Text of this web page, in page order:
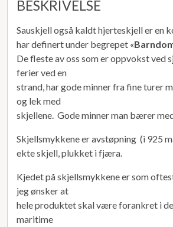
BESKRIVELSE
Sauskjell også kaldt hjerteskjell er en
har definert under begrepet «
De fleste av oss som er oppvokst ved
ferier ved en
strand, har gode minner fra fine turer
og lek med
skjellene. Gode minner man bærer
Skjellsmykkene er avstøpning (i 925
ekte skjell, plukket i fjæra.
Kjedet på skjellsmykkene er som
jeg ønsker at
hele produktet skal være forankret i
maritime